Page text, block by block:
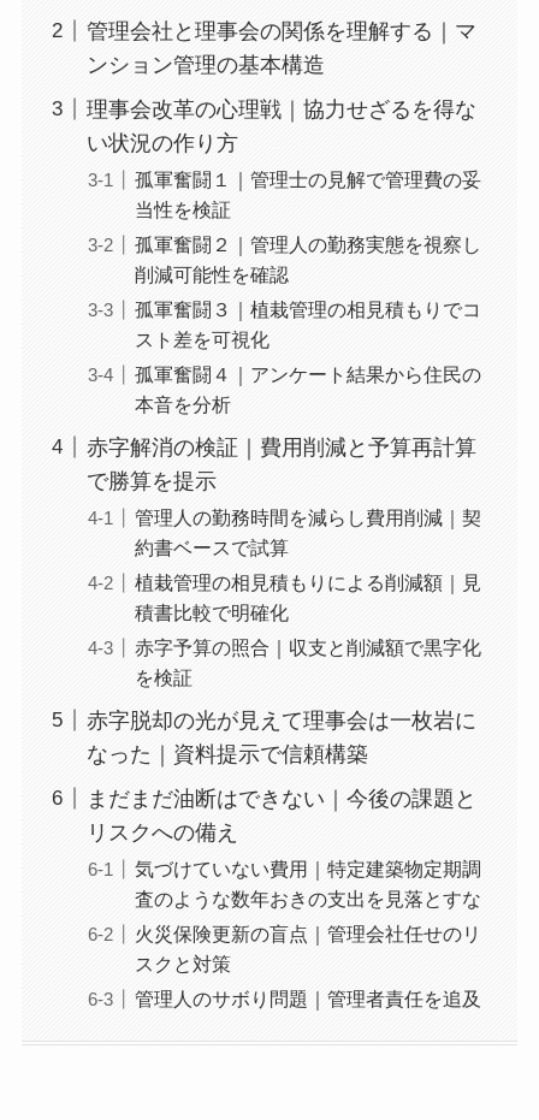
管理会社と理事会の関係を理解する｜マ
ンション管理の基本構造
理事会改革の心理戦｜協力せざるを得な
い状況の作り方
孤軍奮闘１｜管理士の見解で管理費の妥
当性を検証
孤軍奮闘２｜管理人の勤務実態を視察し
削減可能性を確認
孤軍奮闘３｜植栽管理の相見積もりでコ
スト差を可視化
孤軍奮闘４｜アンケート結果から住民の
本音を分析
赤字解消の検証｜費用削減と予算再計算
で勝算を提示
管理人の勤務時間を減らし費用削減｜契
約書ベースで試算
植栽管理の相見積もりによる削減額｜見
積書比較で明確化
赤字予算の照合｜収支と削減額で黒字化
を検証
赤字脱却の光が見えて理事会は一枚岩に
なった｜資料提示で信頼構築
まだまだ油断はできない｜今後の課題と
リスクへの備え
気づけていない費用｜特定建築物定期調
査のような数年おきの支出を見落とすな
火災保険更新の盲点｜管理会社任せのリ
スクと対策
管理人のサボり問題｜管理者責任を追及